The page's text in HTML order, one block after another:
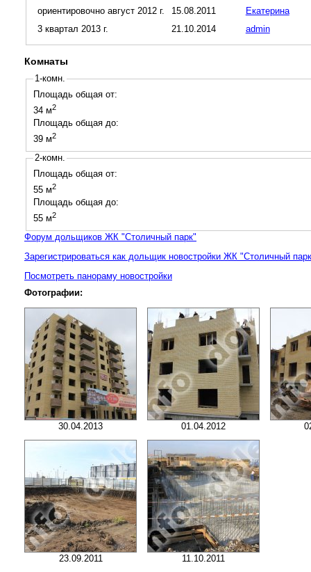
ориентировочно август 2012 г.
15.08.2011
Екатерина
3 квартал 2013 г.
21.10.2014 admin
Комнаты
1-комн.
Площадь общая от:
34 м2
Площадь общая до:
39 м2
2-комн.
Площадь общая от:
55 м2
Площадь общая до:
55 м2
Форум дольщиков ЖК "Столичный парк"
Зарегистрироваться как дольщик новостройки ЖК "Столичный
Посмотреть панораму новостройки
Фотографии:
30.04.2013 01.04.2012
23.09.2011 11.10.2011